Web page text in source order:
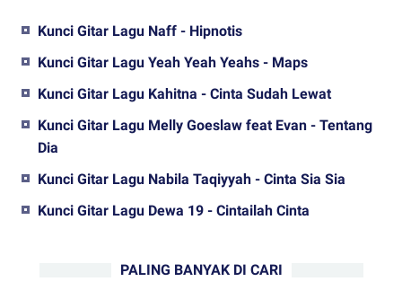
Kunci Gitar Lagu Naff - Hipnotis
Kunci Gitar Lagu Yeah Yeah Yeahs - Maps
Kunci Gitar Lagu Kahitna - Cinta Sudah Lewat
Kunci Gitar Lagu Melly Goeslaw feat Evan - Tentang
Dia
Kunci Gitar Lagu Nabila Taqiyyah - Cinta Sia Sia
Kunci Gitar Lagu Dewa 19 - Cintailah Cinta
PALING BANYAK DI CARI